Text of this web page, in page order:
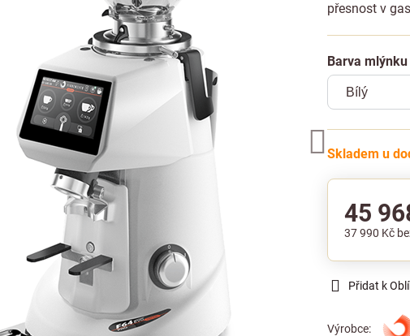
přesnost v
Barva mlýnku
Skladem u
45
37 990 Kč
Přidat k
Výrobce: